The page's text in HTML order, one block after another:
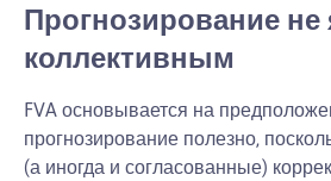
Прогнозирование не
коллективным
FVA основывается на
прогнозирование полезно,
(а иногда и согласованные)